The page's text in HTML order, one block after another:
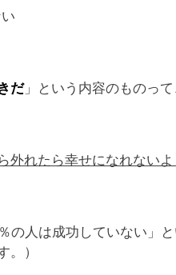
だ」という内容のものっ
外れたら幸せになれないよ
の人は成功していない」
）